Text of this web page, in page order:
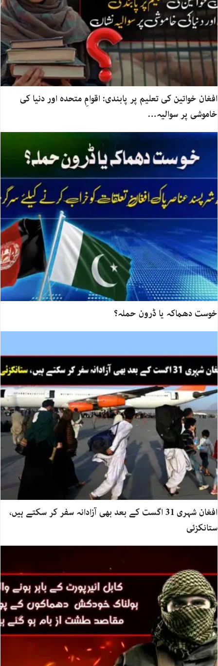
افغان خواتین کی تعلیم پر پابندی: اقوامِ متحدہ اور دنیا کی
خاموشی پر سوالیہ…
خوست دھماکہ یا ڈرون حملہ؟
افغان شہری 31 اگست کے بعد بھی آزادانہ سفر کر سکتے ہیں،
ستانکزئی